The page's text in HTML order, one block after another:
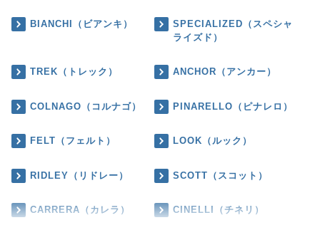
BIANCHI（ビアンキ）
SPECIALIZED（スペシャ
ライズド）
TREK（トレック） ANCHOR（アンカー）
COLNAGO（コルナゴ） PINARELLO（ピナレロ）
FELT（フェルト） LOOK（ルック）
RIDLEY（リドレー） SCOTT（スコット）
CARRERA（カレラ） CINELLI（チネリ）